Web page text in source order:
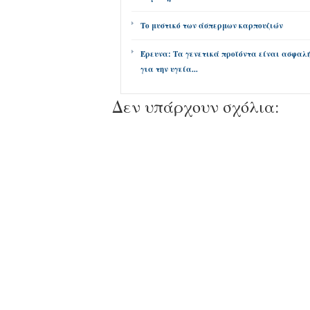
Το μυστικό των άσπερμων καρπουζιών
Έρευνα: Τα γενετικά προϊόντα είναι
για την υγεία...
Δεν υπάρχουν σχόλια: